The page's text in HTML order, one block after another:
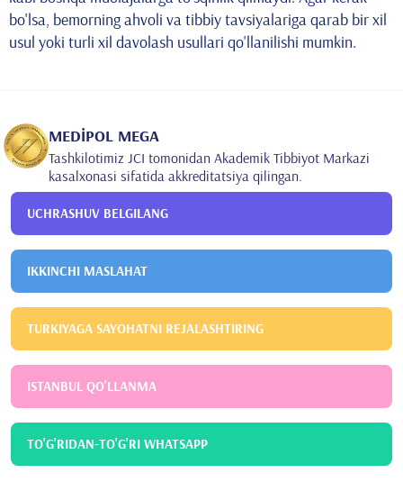
bo'lsa, bemorning ahvoli va tibbiy tavsiyalariga qarab bir xil
usul yoki turli xil davolash usullari qo'llanilishi mumkin.
MEDİPOL MEGA
Tashkilotimiz JCI tomonidan Akademik Tibbiyot Markazi
kasalxonasi sifatida akkreditatsiya qilingan.
UCHRASHUV BELGILANG
IKKINCHI MASLAHAT
TURKIYAGA SAYOHATNI REJALASHTIRING
ISTANBUL QO'LLANMA
TO'G'RIDAN-TO'G'RI WHATSAPP